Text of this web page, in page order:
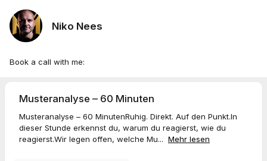
Niko Nees
Book a call with me:
Musteranalyse – 60 Minuten
Musteranalyse – 60 MinutenRuhig. Direkt. Auf den Punkt.In
dieser Stunde erkennst du, warum du reagierst, wie du
reagierst.Wir legen offen, welche Mu... Mehr lesen